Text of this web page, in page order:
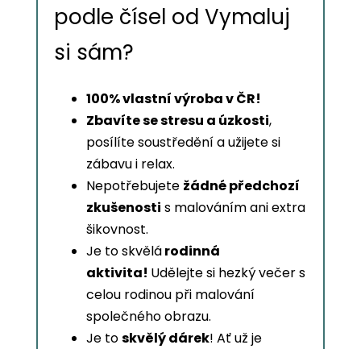
podle čísel od Vymaluj
si sám?
100% vlastní výroba v ČR!
Zbavíte se stresu a úzkosti,
posílíte soustředění a užijete si
zábavu i relax.
Nepotřebujete žádné předchozí
zkušenosti s malováním ani extra
šikovnost.
Je to skvělárodinná
aktivita! Udělejte si hezký večer s
celou rodinou při malování
společného obrazu.
Je toskvělý dárek! Ať už je